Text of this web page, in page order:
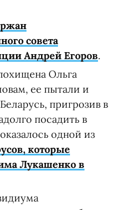
совета
Андрей Егоров.
Ольга
ее пытали и
пригрозив в
посадить в
одной из
которые
Лукашенко в